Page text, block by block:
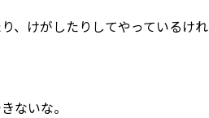
、けがしたりしてやっているけれ
ないな。